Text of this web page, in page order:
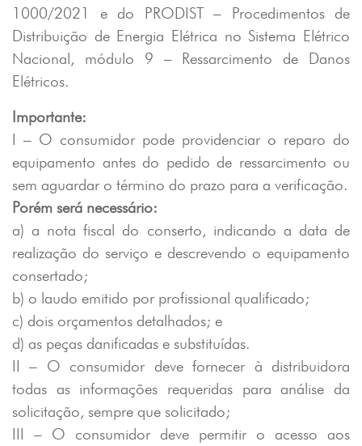
1000/2021 e do PRODIST – Procedimentos de
Distribuição de Energia Elétrica no Sistema Elétrico
Nacional, módulo 9 – Ressarcimento de Danos
Elétricos.
Importante:
I – O consumidor pode providenciar o reparo do
equipamento antes do pedido de ressarcimento ou
sem aguardar o término do prazo para a verificação.
Porém será necessário:
a) a nota fiscal do conserto, indicando a data de
realização do serviço e descrevendo o equipamento
consertado;
b) o laudo emitido por profissional qualificado;
c) dois orçamentos detalhados; e
d) as peças danificadas e substituídas.
II – O consumidor deve fornecer à distribuidora
todas as informações requeridas para análise da
solicitação, sempre que solicitado;
III – O consumidor deve permitir o acesso aos